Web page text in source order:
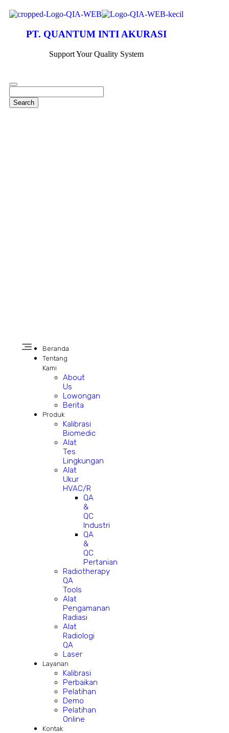
PT. QUANTUM INTI AKURASI
Support Your Quality System
Beranda
Tentang
Kami
About
Us
Lowongan
Berita
Produk
Kalibrasi
Biomedic
Alat
Tes
Lingkungan
Alat
Ukur
HVAC/R
QA
&
QC
Industri
QA
&
QC
Pertanian
Radiotherapy
QA
Tools
Alat
Pengamanan
Radiasi
Alat
Radiologi
QA
Laser
Layanan
Kalibrasi
Perbaikan
Pelatihan
Demo
Pelatihan
Online
Kontak